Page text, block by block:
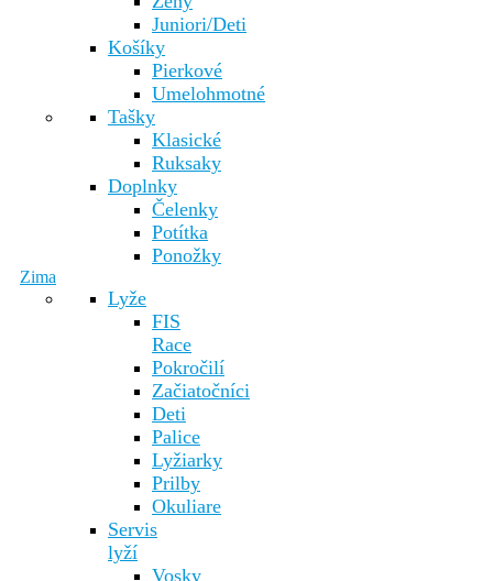
Juniori/Deti
Košíky
Pierkové
Umelohmotné
Tašky
Klasické
Ruksaky
Doplnky
Čelenky
Potítka
Ponožky
Zima
Lyže
FIS
Race
Pokročilí
Začiatočníci
Deti
Palice
Lyžiarky
Prilby
Okuliare
Servis
lyží
Vosky